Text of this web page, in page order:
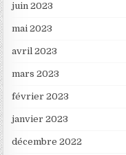
juin 2023
mai 2023
avril 2023
mars 2023
février 2023
janvier 2023
décembre 2022